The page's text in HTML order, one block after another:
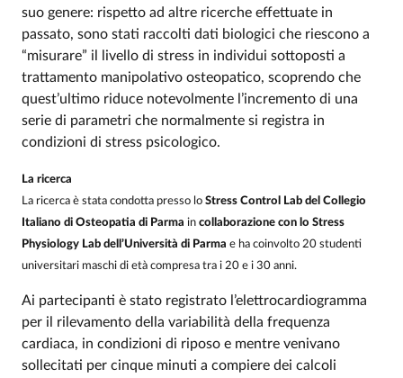
suo genere: rispetto ad altre ricerche effettuate in
passato, sono stati raccolti dati biologici che riescono a
“misurare” il livello di stress in individui sottoposti a
trattamento manipolativo osteopatico, scoprendo che
quest’ultimo riduce notevolmente l’incremento di una
serie di parametri che normalmente si registra in
condizioni di stress psicologico.
La ricerca
La ricerca è stata condotta presso lo Stress Control Lab del Collegio
Italiano di Osteopatia di Parma in collaborazione con lo Stress
Physiology Lab dell’Università di Parma e ha coinvolto 20 studenti
universitari maschi di età compresa tra i 20 e i 30 anni.
Ai partecipanti è stato registrato l’elettrocardiogramma
per il rilevamento della variabilità della frequenza
cardiaca, in condizioni di riposo e mentre venivano
sollecitati per cinque minuti a compiere dei calcoli